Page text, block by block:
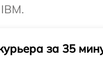
за 35